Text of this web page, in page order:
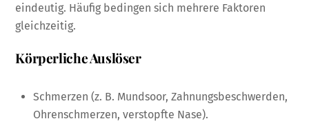
eindeutig. Häufig bedingen sich mehrere Faktoren
gleichzeitig.
Körperliche Auslöser
Schmerzen (z. B. Mundsoor, Zahnungsbeschwerden,
Ohrenschmerzen, verstopfte Nase).